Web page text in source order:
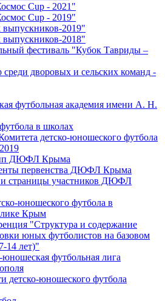
Cup - 2021"
Cup - 2019"
выпускников-2019"
выпускников-2018"
фестиваль "Кубок Тавриды –
среди дворовых и сельских команд -
футбольная академия имени А. Н.
в школах
детско-юношеского футбола
ДЮФЛ Крыма
первенства ДЮФЛ Крыма
страницы участников ДЮФЛ
юношеского футбола в
Крым
"Структура и содержание
юных футболистов на базовом
14 лет)"
юношеская футбольная лига
детско-юношеского футбола